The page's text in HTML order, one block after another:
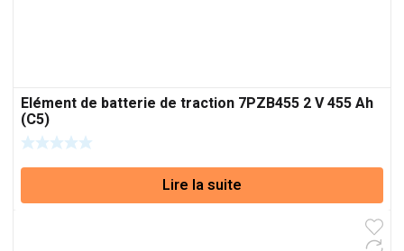
Elément de batterie de traction 7PZB455 2 V 455 Ah
(C5)
Lire la suite